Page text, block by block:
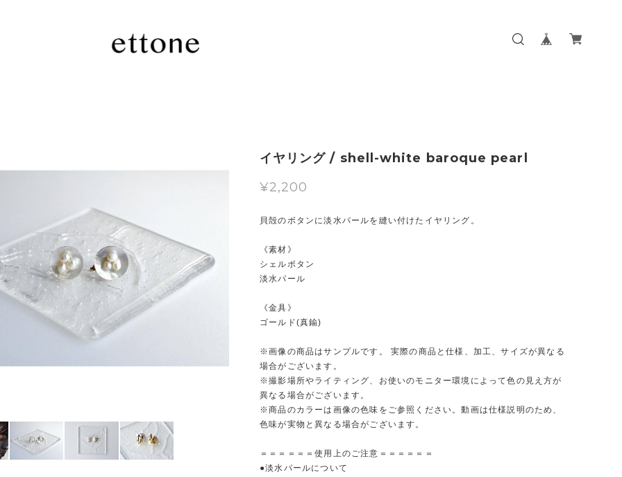
イヤリング / shell-white baroque pearl
¥2,200
貝殻のボタンに淡水パールを縫い付けたイヤリング。
《素材》
シェルボタン
淡水パール
《金具》
ゴールド(真鍮)
※画像の商品はサンプルです。 実際の商品と仕様、加工、サイズが異なる
場合がございます。
※撮影場所やライティング、お使いのモニター環境によって色の見え方が
異なる場合がございます。
※商品のカラーは画像の色味をご参照ください。動画は仕様説明のため、
色味が実物と異なる場合がございます。
＝＝＝＝＝＝使用上のご注意＝＝＝＝＝＝
●淡水パールについて